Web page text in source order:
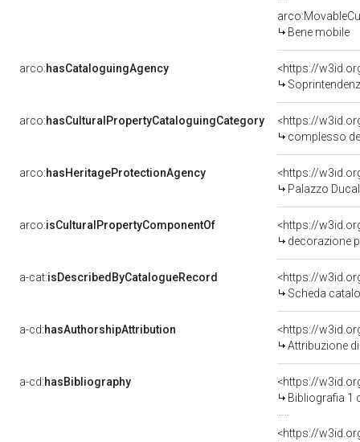
Bene mobile
arco:hasCataloguingAgency
<https://
arco:hasCulturalPropertyCataloguingCategory
<https://
complesso
arco:hasHeritageProtectionAgency
<https://
Palazzo
arco:isCulturalPropertyComponentOf
<https://
decorazione
a-cat:isDescribedByCatalogueRecord
<https://
Scheda
a-cd:hasAuthorshipAttribution
Attribuzione
a-cd:hasBibliography
<https://
Bibliografia 1
<https://